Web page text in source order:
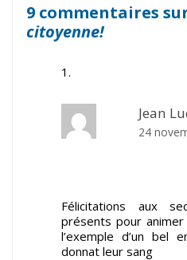
9 commentaires
citoyenne!
Jean
24
Félicitations aux
présents pour
l’exemple d’un bel
donnat leur sang